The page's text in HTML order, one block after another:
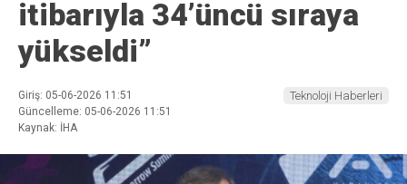
itibarıyla 34’üncü sıraya
yükseldi”
Giriş: 05-06-2026 11:51
Güncelleme: 05-06-2026 11:51
Kaynak: İHA
Teknoloji Haberleri